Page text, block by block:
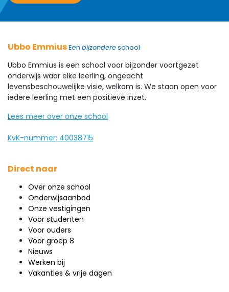
Ubbo EmmiusEen bijzondereschool
Ubbo Emmius is een school voor bijzonder voortgezet
onderwijs waar elke leerling, ongeacht
levensbeschouwelijke visie, welkom is. We staan open voor
iedere leerling met een positieve inzet.
Lees meer over onze school
KvK-nummer: 40038715
Direct naar
Over onze school
Onderwijsaanbod
Onze vestigingen
Voor studenten
Voor ouders
Voor groep 8
Nieuws
Werken bij
Vakanties & vrije dagen